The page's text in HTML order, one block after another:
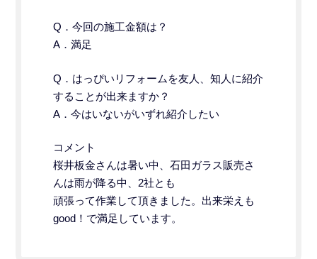
Q．今回の施工金額は？
A．満足
Q．はっぴいリフォームを友人、知人に紹介
することが出来ますか？
A．今はいないがいずれ紹介したい
コメント
桜井板金さんは暑い中、石田ガラス販売さ
んは雨が降る中、2社とも
頑張って作業して頂きました。出来栄えも
good！で満足しています。